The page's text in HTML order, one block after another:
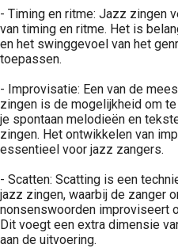
- Timing en ritme: Jazz zingen
van timing en ritme. Het is
en het swinggevoel van het
toepassen.
- Improvisatie: Een van de
zingen is de mogelijkheid om
je spontaan melodieën en
zingen. Het ontwikkelen van
essentieel voor jazz zangers.
- Scatten: Scatting is een
jazz zingen, waarbij de zanger
nonsenswoorden improviseert
Dit voegt een extra dimensie
aan de uitvoering.